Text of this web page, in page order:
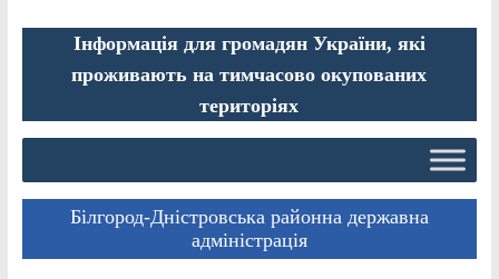
Інформація для громадян України, які
проживають на тимчасово окупованих
територіях
Білгород-Дністровська районна державна
адміністрація